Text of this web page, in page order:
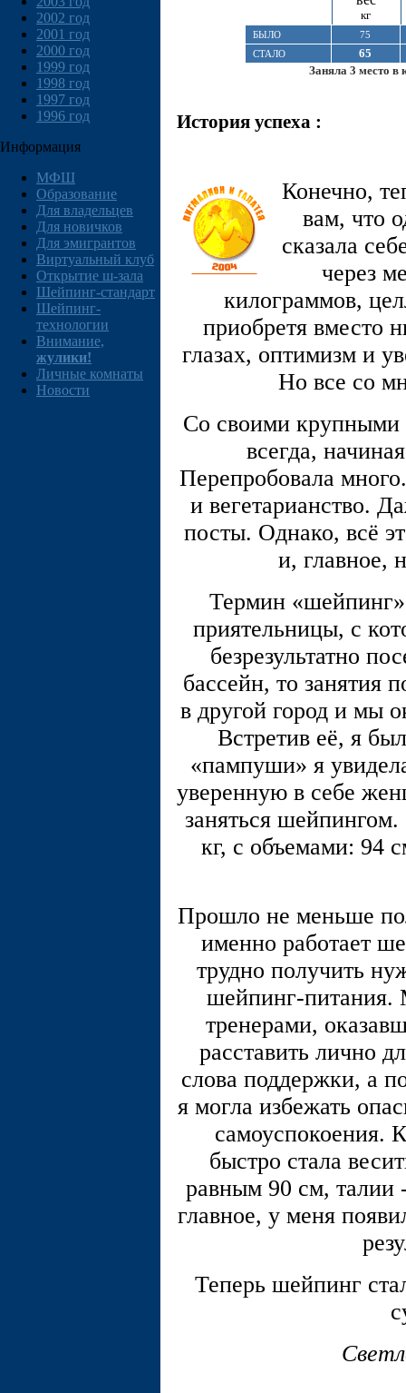
2002 год
2001 год
2000 год
1999 год
1998 год
1997 год
1996 год
Информация
МФШ
Образование
Для владельцев
Для новичков
Для эмигрантов
Виртуальный клуб
Открытие ш-зала
Шейпинг-стандарт
Шейпинг-
технологии
Внимание,
жулики!
Личные комнаты
Новости
кг
БЫЛО
75
СТАЛО
65
Заняла 3 место в
История успеха :
Конечно,
вам, что
сказала
через
килограммов,
приобретя вместо
глазах, оптимизм и
Но все со
Со своими крупными
всегда,
Перепробовала
и вегетарианство.
посты. Однако, всё
и, главное,
Термин
приятельницы, с
безрезультатно
бассейн, то занятия
в другой город и мы
Встретив её, я
«пампуши» я
уверенную в себе
заняться шейпингом.
кг, с объемами: 94
Прошло не меньше
именно работает
трудно получить
шейпинг-питания.
тренерами,
расставить лично
слова поддержки, а
я могла избежать
самоуспокоения.
быстро стала
равным 90 см, талии
главное, у меня
Теперь шейпинг